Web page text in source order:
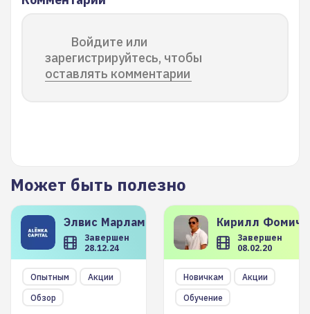
Войдите или
зарегистрируйтесь, чтобы
оставлять комментарии
Может быть полезно
Элвис Марламов
Завершен
28.12.24
Опытным
Акции
Обзор
Кирилл
Завершен
08.02.20
Новичкам
Акции
Обучение